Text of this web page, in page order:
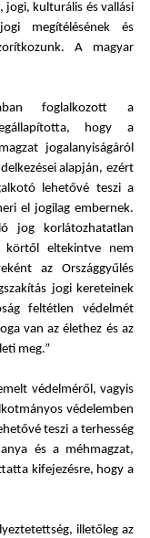
jogi, kulturális és vallási
megítélésének és
A magyar
foglalkozott a
hogy a
jogalanyiságáról
alapján, ezért
lehetővé teszi a
el jogilag embernek.
jog korlátozhatatlan
körtől eltekintve nem
az Országgyűlés
jogi kereteinek
feltétlen védelmét
van az élethez és az
meg.”
védelméről, vagyis
védelemben
teszi a terhesség
és a méhmagzat,
kifejezésre, hogy a
illetőleg az